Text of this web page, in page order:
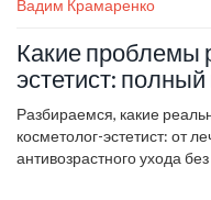
Вадим Крамаренко
Какие проблемы
эстетист:
процедурам
Разбираемся, какие
косметолог-эстетист: от
антивозрастного ухода